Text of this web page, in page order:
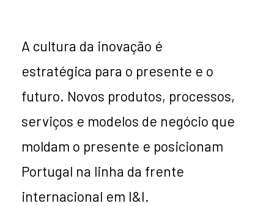
A cultura da inovação é
estratégica para o presente e o
futuro. Novos produtos, processos,
serviços e modelos de negócio que
moldam o presente e posicionam
Portugal na linha da frente
internacional em I&I.